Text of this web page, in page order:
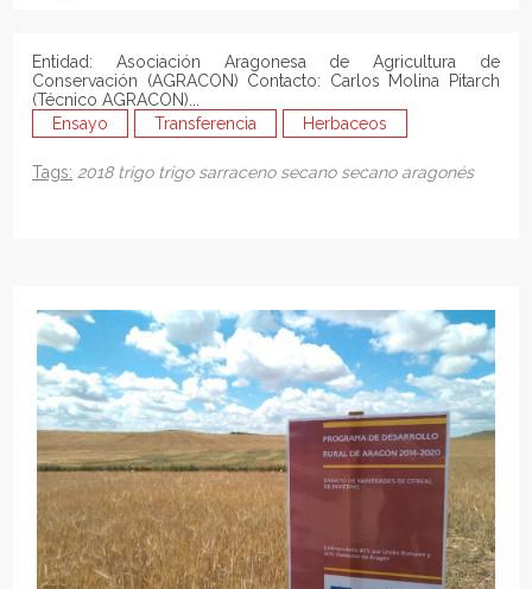
Entidad: Asociación Aragonesa de Agricultura de
Conservación (AGRACON) Contacto: Carlos Molina Pitarch
(Técnico AGRACON)...
Ensayo
Transferencia Herbaceos
Tags: 2018 trigo trigo sarraceno secano secano aragonés